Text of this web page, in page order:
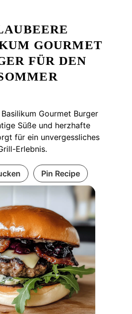
GOURMET
FÜR DEN
Gourmet Burger
Süße und herzhafte
für ein unvergessliches
Erlebnis.
Pin Recipe